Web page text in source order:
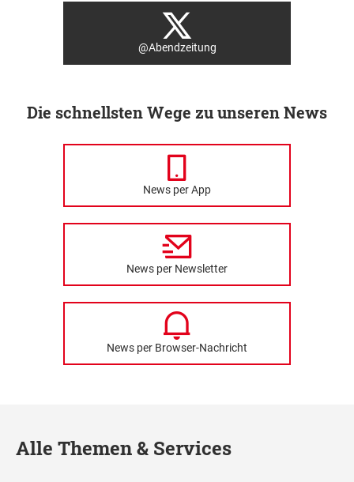
@Abendzeitung
Die schnellsten Wege zu unseren News
News per App
News per Newsletter
News per Browser-Nachricht
Alle Themen & Services